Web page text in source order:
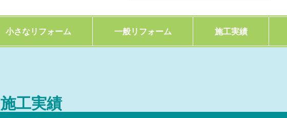
小さなリフォーム 一般リフォーム 施工実績
施工実績